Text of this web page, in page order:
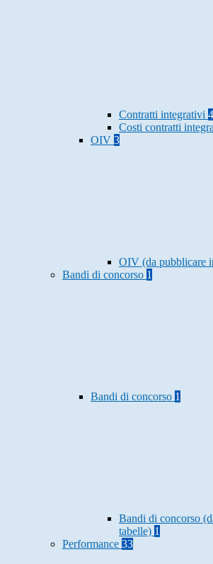
Contratti integrativi 4
Costi contratti
OIV 3
OIV (da pubblicare
Bandi di concorso 1
Bandi di concorso 1
Bandi di concorso
tabelle) 1
Performance 33